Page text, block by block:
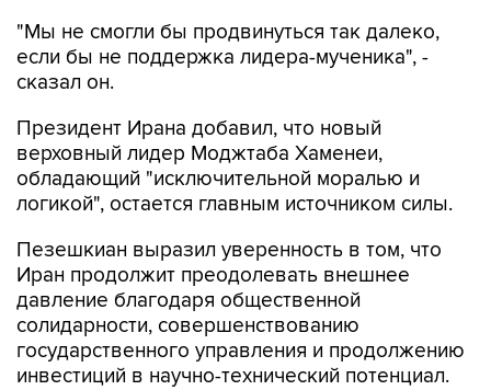
"Мы не смогли бы продвинуться так далеко,
если бы не поддержка лидера-мученика", -
сказал он.
Президент Ирана добавил, что новый
верховный лидер Моджтаба Хаменеи,
обладающий "исключительной моралью и
логикой", остается главным источником силы.
Пезешкиан выразил уверенность в том, что
Иран продолжит преодолевать внешнее
давление благодаря общественной
солидарности, совершенствованию
государственного управления и продолжению
инвестиций в научно-технический потенциал.